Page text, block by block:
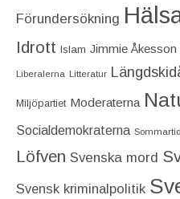
Förundersökning
Idrott Islam Jimmie Åkesson
Liberalerna Litteratur
Miljöpartiet Moderaterna
Socialdemokraterna Sommartid
Löfven Svenska mord
Svensk kriminalpolitik